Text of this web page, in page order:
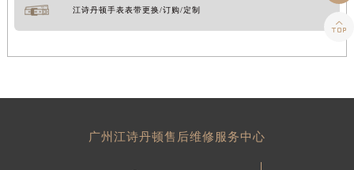
江诗丹顿手表表带更换/订购/定制
广州江诗丹顿售后维修服务中心
